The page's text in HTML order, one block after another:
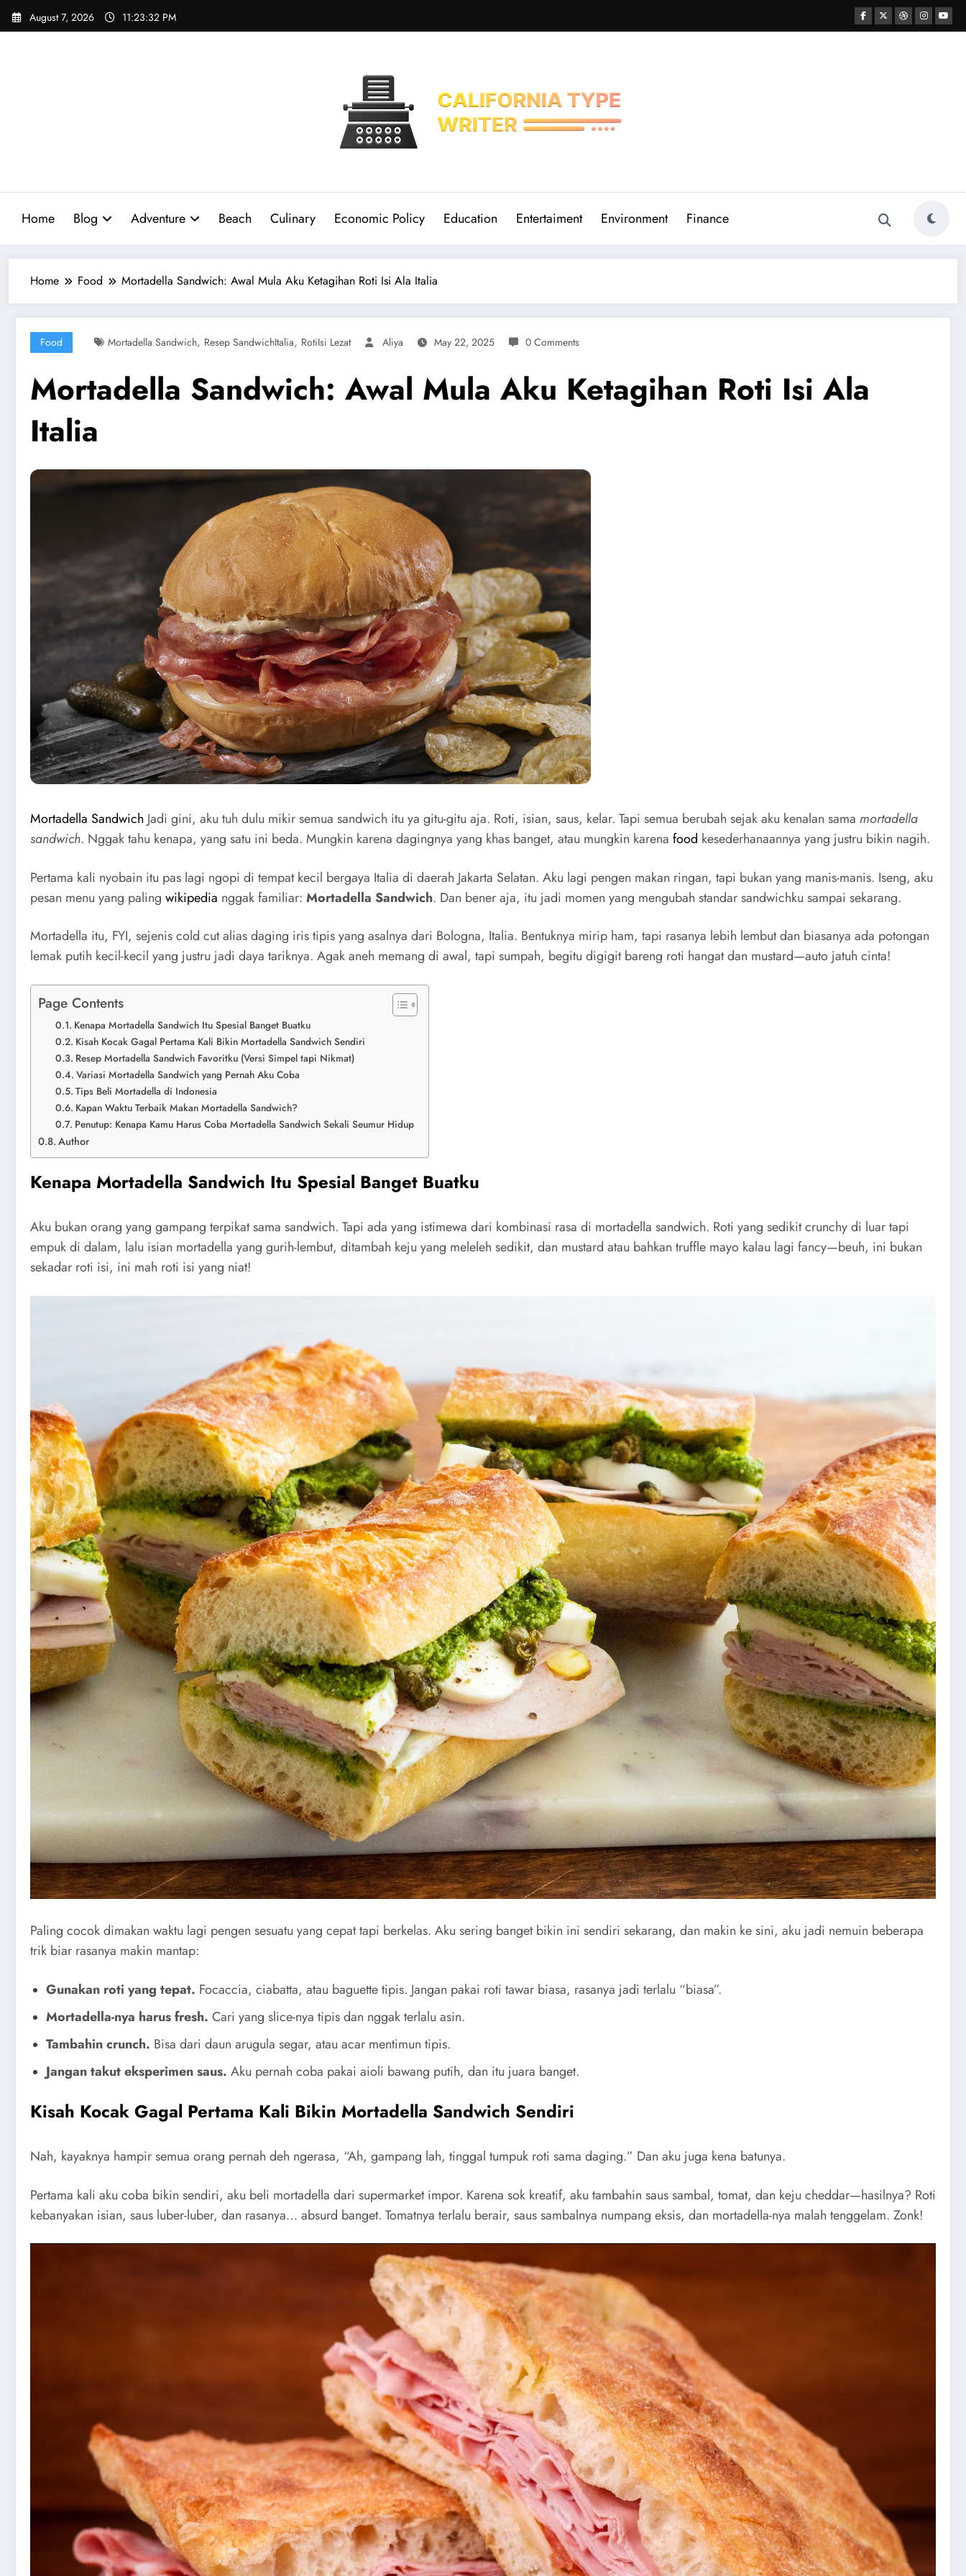
Skip
August 7, 2026 11:23:34 PM
Home Blog Adventure Beach Culinary Economic Policy Education Entertaiment Environment Finance
Home Food Mortadella Sandwich: Awal Mula Aku Ketagihan Roti Isi Ala Italia
Food Mortadella Sandwich, Resep SandwichItalia, RotiIsi Lezat Aliya May 22, 2025 0 Comments
Mortadella Sandwich: Awal Mula Aku Ketagihan Roti Isi Ala
Italia
Mortadella Sandwich Jadi gini, aku tuh dulu mikir semua sandwich itu ya gitu-gitu aja. Roti, isian, saus, kelar. Tapi semua berubah sejak aku kenalan sama mortadella
sandwich. Nggak tahu kenapa, yang satu ini beda. Mungkin karena dagingnya yang khas banget, atau mungkin karena food kesederhanaannya yang justru bikin nagih.
Pertama kali nyobain itu pas lagi ngopi di tempat kecil bergaya Italia di daerah Jakarta Selatan. Aku lagi pengen makan ringan, tapi bukan yang manis-manis. Iseng, aku
pesan menu yang paling wikipedia nggak familiar: Mortadella Sandwich. Dan bener aja, itu jadi momen yang mengubah standar sandwichku sampai sekarang.
Mortadella itu, FYI, sejenis cold cut alias daging iris tipis yang asalnya dari Bologna, Italia. Bentuknya mirip ham, tapi rasanya lebih lembut dan biasanya ada potongan
lemak putih kecil-kecil yang justru jadi daya tariknya. Agak aneh memang di awal, tapi sumpah, begitu digigit bareng roti hangat dan mustard—auto jatuh cinta!
Page Contents
Kenapa Mortadella Sandwich Itu Spesial Banget Buatku
Kisah Kocak Gagal Pertama Kali Bikin Mortadella Sandwich Sendiri
Resep Mortadella Sandwich Favoritku (Versi Simpel tapi Nikmat)
Variasi Mortadella Sandwich yang Pernah Aku Coba
Tips Beli Mortadella di Indonesia
Kapan Waktu Terbaik Makan Mortadella Sandwich?
Penutup: Kenapa Kamu Harus Coba Mortadella Sandwich Sekali Seumur Hidup
Author
Kenapa Mortadella Sandwich Itu Spesial Banget Buatku
Aku bukan orang yang gampang terpikat sama sandwich. Tapi ada yang istimewa dari kombinasi rasa di mortadella sandwich. Roti yang sedikit crunchy di luar tapi
empuk di dalam, lalu isian mortadella yang gurih-lembut, ditambah keju yang meleleh sedikit, dan mustard atau bahkan truffle mayo kalau lagi fancy—beuh, ini bukan
sekadar roti isi, ini mah roti isi yang niat!
Paling cocok dimakan waktu lagi pengen sesuatu yang cepat tapi berkelas. Aku sering banget bikin ini sendiri sekarang, dan makin ke sini, aku jadi nemuin beberapa
trik biar rasanya makin mantap:
Gunakan roti yang tepat. Focaccia, ciabatta, atau baguette tipis. Jangan pakai roti tawar biasa, rasanya jadi terlalu “biasa”.
Mortadella-nya harus fresh. Cari yang slice-nya tipis dan nggak terlalu asin.
Tambahin crunch. Bisa dari daun arugula segar, atau acar mentimun tipis.
Jangan takut eksperimen saus. Aku pernah coba pakai aioli bawang putih, dan itu juara banget.
Kisah Kocak Gagal Pertama Kali Bikin Mortadella Sandwich Sendiri
Nah, kayaknya hampir semua orang pernah deh ngerasa, “Ah, gampang lah, tinggal tumpuk roti sama daging.” Dan aku juga kena batunya.
Pertama kali aku coba bikin sendiri, aku beli mortadella dari supermarket impor. Karena sok kreatif, aku tambahin saus sambal, tomat, dan keju cheddar—hasilnya? Roti
kebanyakan isian, saus luber-luber, dan rasanya… absurd banget. Tomatnya terlalu berair, saus sambalnya numpang eksis, dan mortadella-nya malah tenggelam. Zonk!